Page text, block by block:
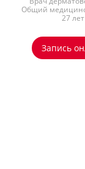
Общий
27 лет
Запись